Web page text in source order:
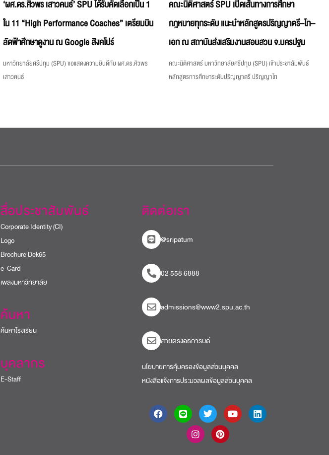
‘ผศ.ดร.ศิวพร เสาวคนธ์’ SPU ได้รับคัดเลือกเป็น 1
ใน 11 “High Performance Coaches” เตรียมบิน
ลัดฟ้าศึกษาดูงาน ณ Google สิงคโปร์
มหาวิทยาลัยศรีปทุม (SPU) ขอแสดงความยินดีกับ ผศ.ดร.ศิวพร
เสาวคนธ์
คณะนิติศาสตร์ SPU เปิดเส้นทางการศึกษา
กฎหมายทุกระดับ แนะนำหลักสูตรปริญญาตรี–โท–
เอก ณ สถาบันส่งเสริมงานสอบสวน จ.นครปฐม
คณะนิติศาสตร์ มหาวิทยาลัยศรีปทุม (SPU) เข้าประชาสัมพันธ์
หลักสูตรการศึกษาระดับปริญญาตรี ปริญญาโท
สื่อประชาสัมพันธ์
Corporate Identity (CI)
Logo
Brochure Dek65
e-Card
เพลงมหาวิทยาลัย
ค้นหา
ค้นหาโรงเรียน
บุคลากร
E-Staff
ติดต่อเรา
@sripatum
02 558 6888
admissions@www2.spu.ac.th
สายตรงอธิการบดี​
นโยบายการคุ้มครองข้อมูลส่วนบุคคล
หนังสือแจ้งการประมวลผลข้อมูลส่วนบุคคล